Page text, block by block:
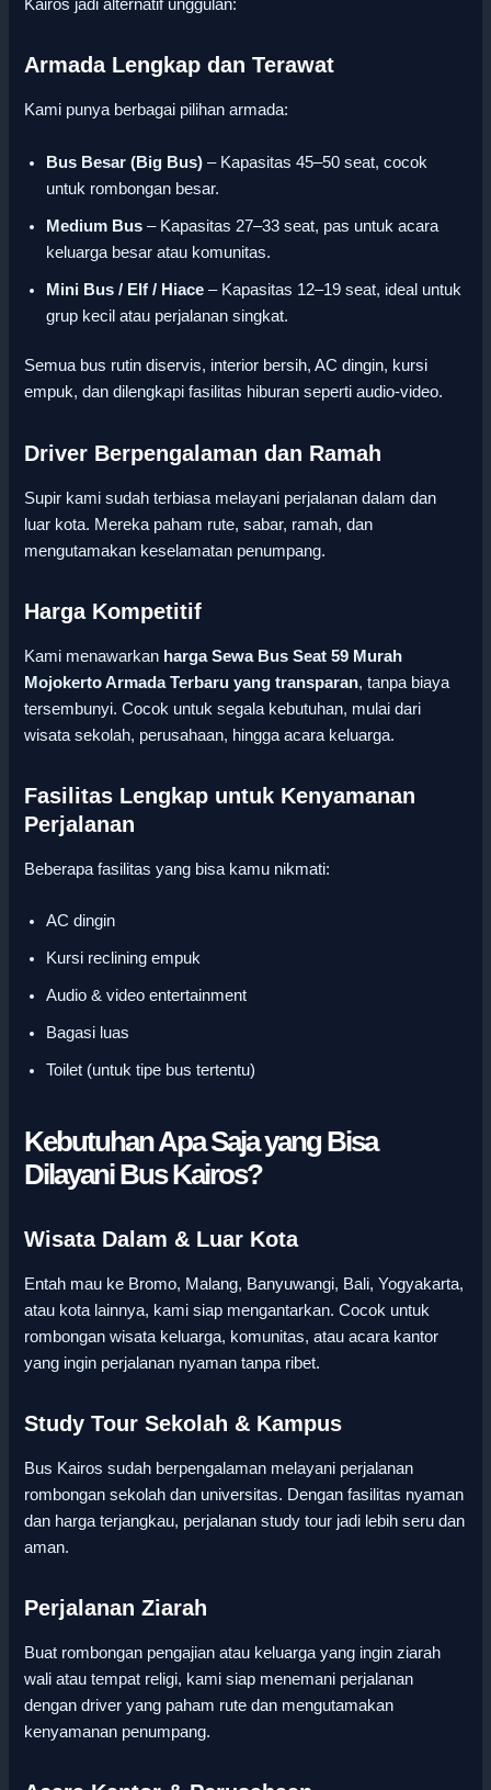
Kairos jadi alternatif unggulan:
Armada Lengkap dan Terawat
Kami punya berbagai pilihan armada:
Bus Besar (Big Bus) – Kapasitas 45–50 seat, cocok
untuk rombongan besar.
Medium Bus – Kapasitas 27–33 seat, pas untuk acara
keluarga besar atau komunitas.
Mini Bus / Elf / Hiace – Kapasitas 12–19 seat, ideal untuk
grup kecil atau perjalanan singkat.
Semua bus rutin diservis, interior bersih, AC dingin, kursi
empuk, dan dilengkapi fasilitas hiburan seperti audio-video.
Driver Berpengalaman dan Ramah
Supir kami sudah terbiasa melayani perjalanan dalam dan
luar kota. Mereka paham rute, sabar, ramah, dan
mengutamakan keselamatan penumpang.
Harga Kompetitif
Kami menawarkan harga Sewa Bus Seat 59 Murah
Mojokerto Armada Terbaru yang transparan, tanpa biaya
tersembunyi. Cocok untuk segala kebutuhan, mulai dari
wisata sekolah, perusahaan, hingga acara keluarga.
Fasilitas Lengkap untuk Kenyamanan
Perjalanan
Beberapa fasilitas yang bisa kamu nikmati:
AC dingin
Kursi reclining empuk
Audio & video entertainment
Bagasi luas
Toilet (untuk tipe bus tertentu)
Kebutuhan Apa Saja yang Bisa
Dilayani Bus Kairos?
Wisata Dalam & Luar Kota
Entah mau ke Bromo, Malang, Banyuwangi, Bali, Yogyakarta,
atau kota lainnya, kami siap mengantarkan. Cocok untuk
rombongan wisata keluarga, komunitas, atau acara kantor
yang ingin perjalanan nyaman tanpa ribet.
Study Tour Sekolah & Kampus
Bus Kairos sudah berpengalaman melayani perjalanan
rombongan sekolah dan universitas. Dengan fasilitas nyaman
dan harga terjangkau, perjalanan study tour jadi lebih seru dan
aman.
Perjalanan Ziarah
Buat rombongan pengajian atau keluarga yang ingin ziarah
wali atau tempat religi, kami siap menemani perjalanan
dengan driver yang paham rute dan mengutamakan
kenyamanan penumpang.